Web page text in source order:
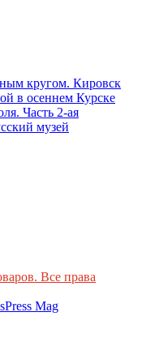
кругом. Кировск
в осеннем Курске
Часть 2-ая
музей
Все права
Mag